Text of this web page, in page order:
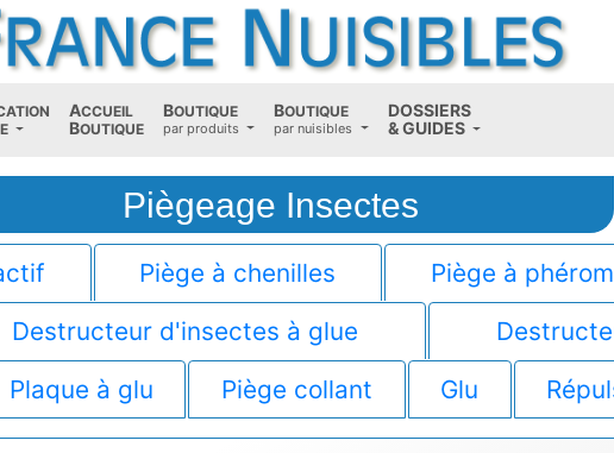
ACCUEIL
BOUTIQUE(current)
BOUTIQUE
par produits
BOUTIQUE
par nuisibles
DOSSIERS
&GUIDES
Piègeage Insectes
Piège à chenilles Piège à
Destructeur d'insectes à glue
Plaque à glu Piège collant Glu